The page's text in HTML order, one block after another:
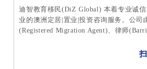
迪智教育移民(DiZ Global) 本着专业诚
业的澳洲定居|置业|投资咨询服务。公
(Registered Migration Agent)、律师